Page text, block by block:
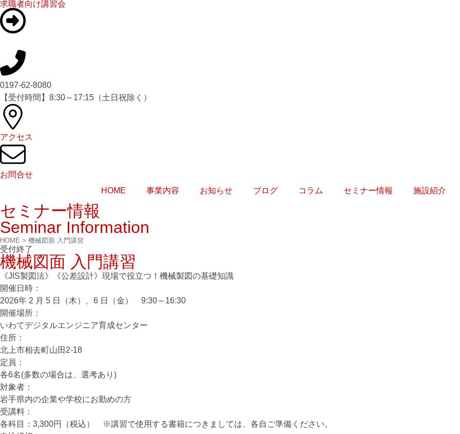
求職者向け講習会
0197-62-8080
【受付時間】8:30～17:15（土日祝除く）
アクセス
お問合せ
HOME
事業内容 お知らせ ブログ コラム セミナー情報 施設紹介
セミナー情報
Seminar Information
HOME > 機械図面 入門講習
受付終了
機械図面 入門講習
《JIS製図法》《公差設計》現場で役立つ！機械製図の基礎知識
開催⽇時：
2026年 2 月 5 日（木）、6 日（金） 9:30～16:30
開催場所：
いわてデジタルエンジニア育成センター
住所：
北上市相去町山田2-18
定員：
各6名(多数の場合は、選考あり)
対象者：
岩手県内の企業や学校にお勤めの方
受講料：
各科目：3,300円（税込） ※講習で使用する書籍につきましては、各自ご準備ください。